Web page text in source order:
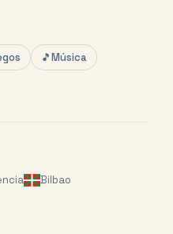
🎵Música
Bilbao